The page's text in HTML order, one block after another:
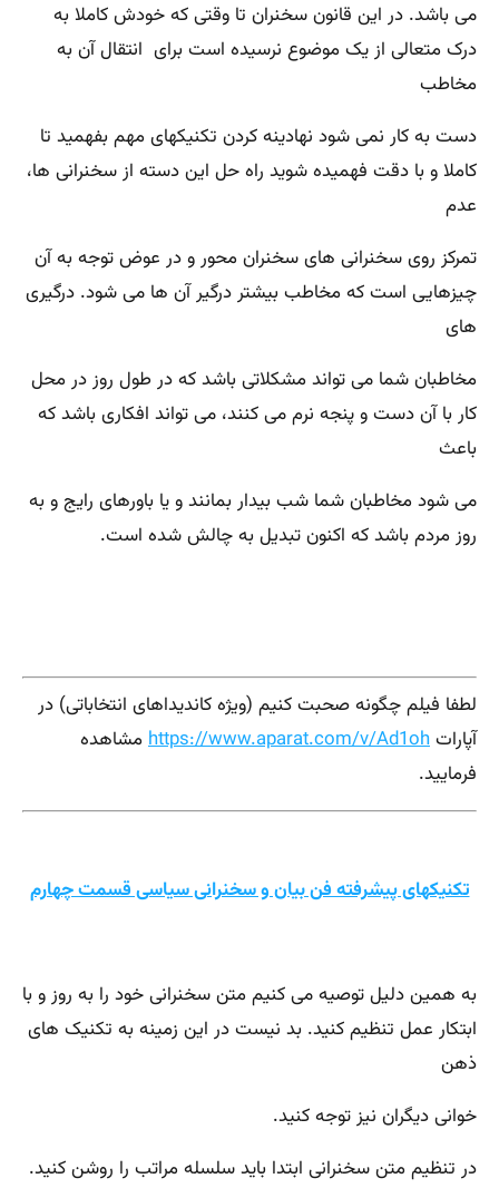
می باشد. در این قانون سخنران تا وقتی که خودش کاملا به
درک متعالی از یک موضوع نرسیده است برای انتقال آن به
مخاطب
دست به کار نمی شود نهادینه کردن تکنیکهای مهم بفهمید تا
کاملا و با دقت فهمیده شوید راه حل این دسته از سخنرانی ها،
عدم
تمرکز روی سخنرانی های سخنران محور و در عوض توجه به آن
چیزهایی است که مخاطب بیشتر درگیر آن ها می شود. درگیری
های
مخاطبان شما می تواند مشکلاتی باشد که در طول روز در محل
کار با آن دست و پنجه نرم می کنند، می تواند افکاری باشد که
باعث
می شود مخاطبان شما شب بیدار بمانند و یا باورهای رایج و به
روز مردم باشد که اکنون تبدیل به چالش شده است.
لطفا فیلم چگونه صحبت کنیم (ویژه کاندیداهای انتخاباتی) در
آپاراتhttps://www.aparat.com/v/Ad1ohمشاهده
فرمایید.
تکنیکهای پیشرفته فن بیان و سخنرانی سیاسی قسمت چهارم
به همین دلیل توصیه می کنیم متن سخنرانی خود را به روز و با
ابتکار عمل تنظیم کنید. بد نیست در این زمینه به تکنیک های
ذهن
خوانی دیگران نیز توجه کنید.
در تنظیم متن سخنرانی ابتدا باید سلسله مراتب را روشن کنید.